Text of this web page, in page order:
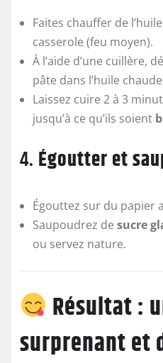
Faites chauffer de
casserole (feu moyen).
À l’aide d’une cuillère,
pâte dans l’huile
Laissez cuire 2 à 3
jusqu’à ce qu’ils soient
4. Égoutter et
Égouttez sur du papier
Saupoudrez de sucre
ou servez nature.
Résultat :
surprenant et